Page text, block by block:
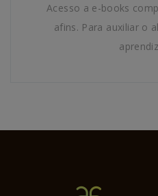
Acesso a e-books
afins. Para auxiliar o